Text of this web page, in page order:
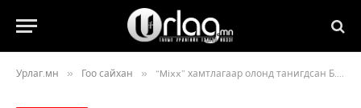
Урлаг.мн » Гоо сайхан » “Mixx” хамтлагаар олонд танигдсан Б.Төгсжаргалын шинэхэн зурагнаас